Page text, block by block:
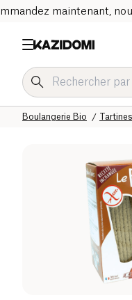
maintenant,
Boulangerie Bio
Notre
Accueil